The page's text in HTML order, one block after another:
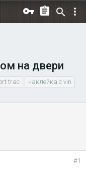
на двери
trac наклейка с vin
#1